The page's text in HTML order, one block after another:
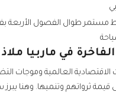
مستمر طوال الفصول الأربعة
في ماربيا
العالمية وموجات